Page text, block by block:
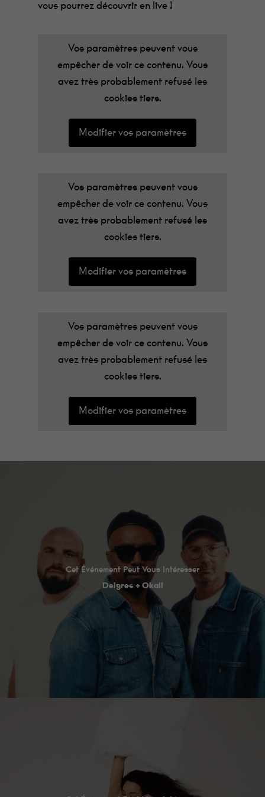
vous pourrez découvrir en live !
Vos paramètres peuvent vous
empêcher de voir ce contenu. Vous
avez très probablement refusé les
cookies tiers.
Modifier vos paramètres
Vos paramètres peuvent vous
empêcher de voir ce contenu. Vous
avez très probablement refusé les
cookies tiers.
Modifier vos paramètres
Vos paramètres peuvent vous
empêcher de voir ce contenu. Vous
avez très probablement refusé les
cookies tiers.
Modifier vos paramètres
Cet Événement Peut Vous Intéresser
Delgres + Okali